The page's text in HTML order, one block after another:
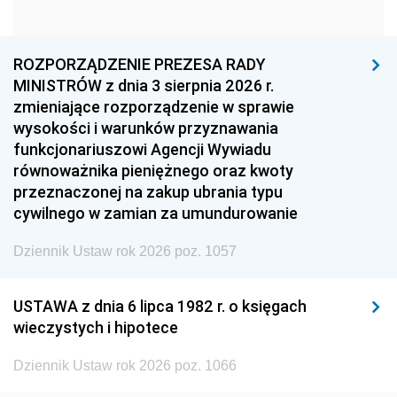
1957 1956
1954 1953
1951 1950
1948 1947
1945 1944 1939
1938 1937 1936
1935 1934
1929 1928 1927
ROZPORZĄDZENIE PREZESA RADY
MINISTRÓW z dnia 3 sierpnia 2026 r.
zmieniające rozporządzenie w sprawie
wysokości i warunków przyznawania
funkcjonariuszowi Agencji Wywiadu
równoważnika pieniężnego oraz kwoty
przeznaczonej na zakup ubrania typu
cywilnego w zamian za umundurowanie
Dziennik Ustaw rok 2026 poz. 1057
USTAWA z dnia 6 lipca 1982 r. o księgach
wieczystych i hipotece
Dziennik Ustaw rok 2026 poz. 1066